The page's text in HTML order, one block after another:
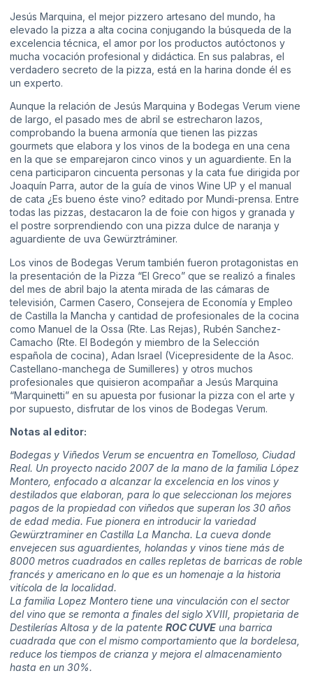
Jesús Marquina, el mejor pizzero artesano del mundo, ha
elevado la pizza a alta cocina conjugando la búsqueda de la
excelencia técnica, el amor por los productos autóctonos y
mucha vocación profesional y didáctica. En sus palabras, el
verdadero secreto de la pizza, está en la harina donde él es
un experto.
Aunque la relación de Jesús Marquina y Bodegas Verum viene
de largo, el pasado mes de abril se estrecharon lazos,
comprobando la buena armonía que tienen las pizzas
gourmets que elabora y los vinos de la bodega en una cena
en la que se emparejaron cinco vinos y un aguardiente. En la
cena participaron cincuenta personas y la cata fue dirigida por
Joaquín Parra, autor de la guía de vinos Wine UP y el manual
de cata ¿Es bueno éste vino? editado por Mundi-prensa. Entre
todas las pizzas, destacaron la de foie con higos y granada y
el postre sorprendiendo con una pizza dulce de naranja y
aguardiente de uva Gewürztráminer.
Los vinos de Bodegas Verum también fueron protagonistas en
la presentación de la Pizza “El Greco” que se realizó a finales
del mes de abril bajo la atenta mirada de las cámaras de
televisión, Carmen Casero, Consejera de Economía y Empleo
de Castilla la Mancha y cantidad de profesionales de la cocina
como Manuel de la Ossa (Rte. Las Rejas), Rubén Sanchez-
Camacho (Rte. El Bodegón y miembro de la Selección
española de cocina), Adan Israel (Vicepresidente de la Asoc.
Castellano-manchega de Sumilleres) y otros muchos
profesionales que quisieron acompañar a Jesús Marquina
“Marquinetti” en su apuesta por fusionar la pizza con el arte y
por supuesto, disfrutar de los vinos de Bodegas Verum.
Notas al editor:
Bodegas y Viñedos Verum se encuentra en Tomelloso, Ciudad
Real. Un proyecto nacido 2007 de la mano de la familia López
Montero, enfocado a alcanzar la excelencia en los vinos y
destilados que elaboran, para lo que seleccionan los mejores
pagos de la propiedad con viñedos que superan los 30 años
de edad media. Fue pionera en introducir la variedad
Gewürztraminer en Castilla La Mancha. La cueva donde
envejecen sus aguardientes, holandas y vinos tiene más de
8000 metros cuadrados en calles repletas de barricas de roble
francés y americano en lo que es un homenaje a la historia
vitícola de la localidad.
La familia Lopez Montero tiene una vinculación con el sector
del vino que se remonta a finales del siglo XVIII, propietaria de
Destilerías Altosa y de la patente ROC CUVE una barrica
cuadrada que con el mismo comportamiento que la bordelesa,
reduce los tiempos de crianza y mejora el almacenamiento
hasta en un 30%.